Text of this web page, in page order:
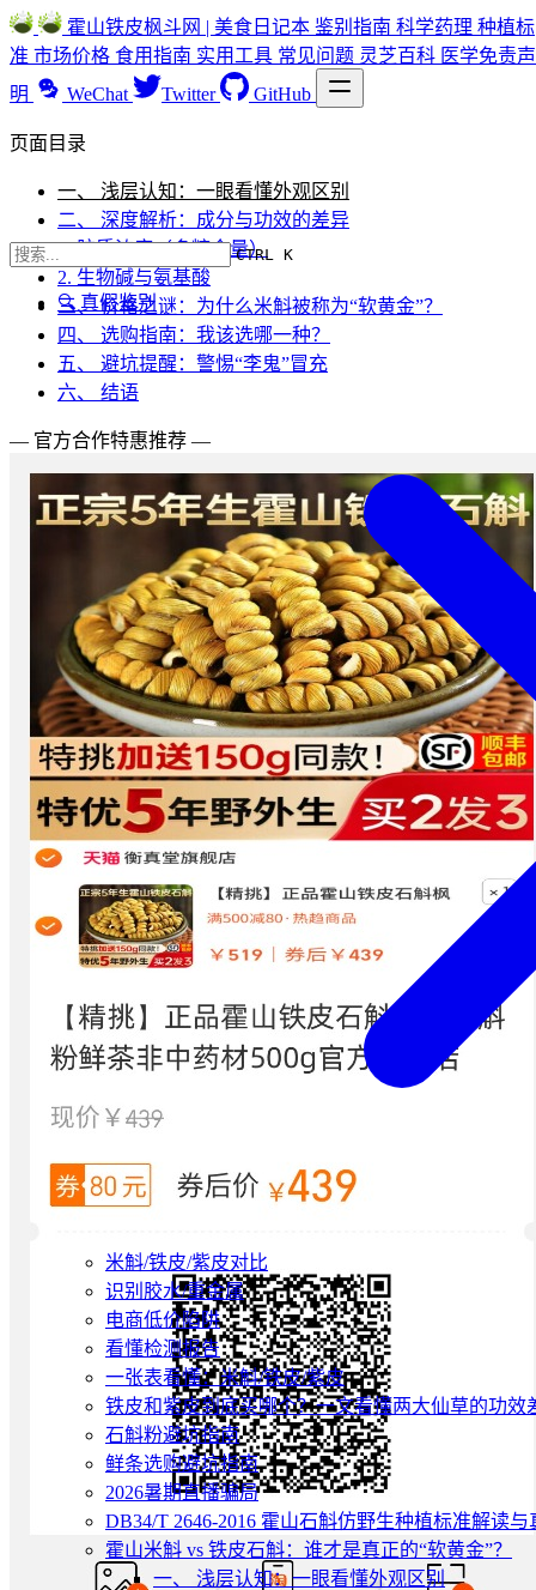
霍山铁皮枫斗网 | 美食日记本 鉴别指南 科学药理 种植标
准 市场价格 食用指南 实用工具 常见问题 灵芝百科 医学免责声
明
WeChat Twitter GitHub
CTRL K
🔍 真假鉴别
米斛/铁皮/紫皮对比
识别胶水/重金属
电商低价陷阱
看懂检测报告
一张表看懂：米斛/铁皮/紫皮
铁皮和紫皮到底买哪个？一文看懂两大仙草的功效
石斛粉避坑指南
鲜条选购避坑指南
2026暑期直播骗局
DB34/T 2646-2016 霍山石斛仿野生种植标准解读
霍山米斛 vs 铁皮石斛：谁才是真正的“软黄金”？
一、 浅层认知：一眼看懂外观区别
页面目录
一、 浅层认知：一眼看懂外观区别
二、 深度解析：成分与功效的差异
1. 胶质浓度（多糖含量）
2. 生物碱与氨基酸
三、 价格之谜：为什么米斛被称为“软黄金”？
四、 选购指南：我该选哪一种？
五、 避坑提醒：警惕“李鬼”冒充
六、 结语
— 官方合作特惠推荐 —